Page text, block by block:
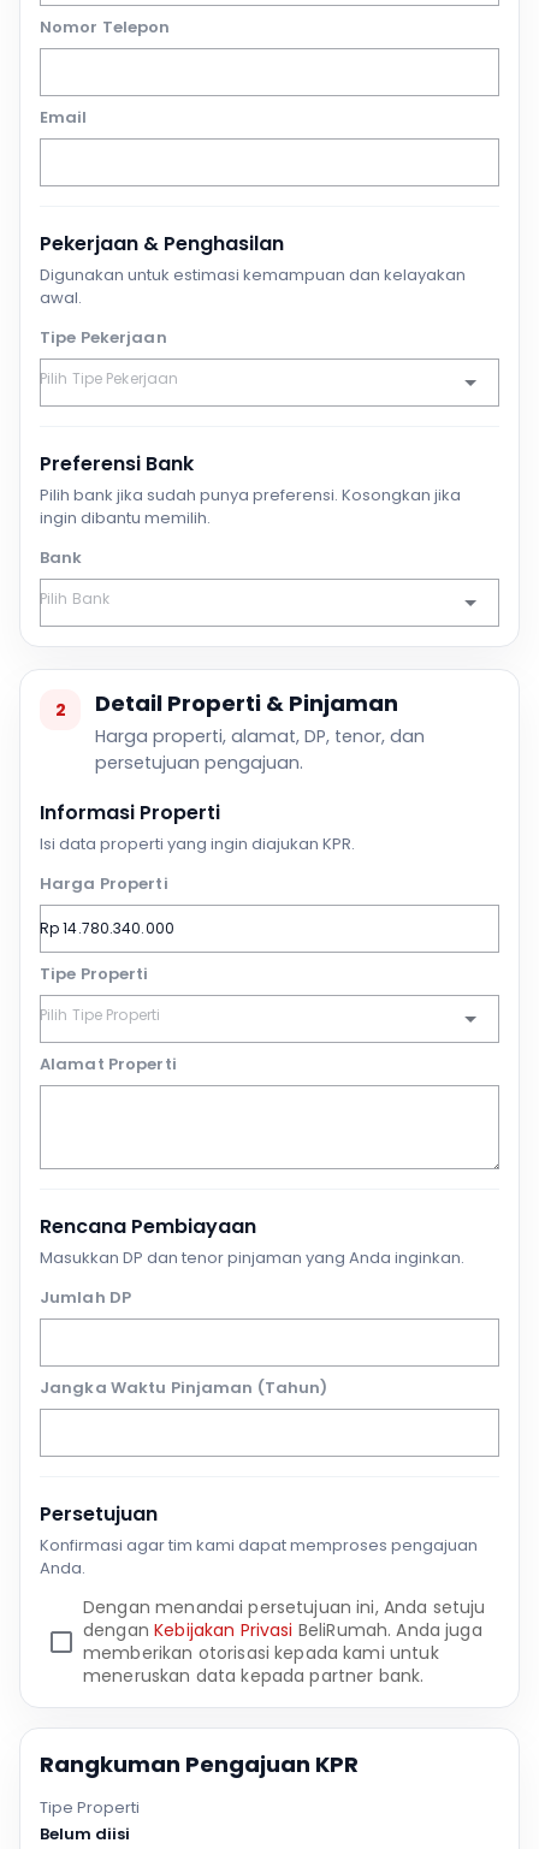
Nomor Telepon
Email
Pekerjaan & Penghasilan
Digunakan untuk estimasi kemampuan dan kelayakan
awal.
Tipe Pekerjaan
Preferensi Bank
Pilih bank jika sudah punya preferensi. Kosongkan jika
ingin dibantu memilih.
Bank
2 Detail Properti & Pinjaman
Harga properti, alamat, DP, tenor, dan
persetujuan pengajuan.
Informasi Properti
Isi data properti yang ingin diajukan KPR.
Harga Properti
Tipe Properti
Alamat Properti
Rencana Pembiayaan
Masukkan DP dan tenor pinjaman yang Anda inginkan.
Jumlah DP
Jangka Waktu Pinjaman (Tahun)
Persetujuan
Konfirmasi agar tim kami dapat memproses pengajuan
Anda.
Dengan menandai persetujuan ini, Anda setuju
denganKebijakan Privasi BeliRumah. Anda juga
memberikan otorisasi kepada kami untuk
meneruskan data kepada partner bank.
Rangkuman Pengajuan KPR
Tipe Properti
Belum diisi